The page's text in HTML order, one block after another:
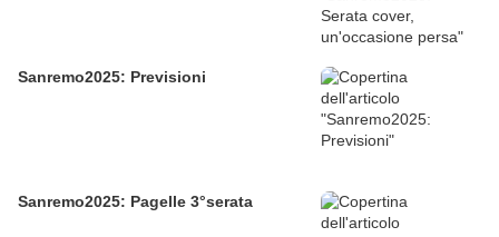
Sanremo2025: Previsioni
Sanremo2025: Pagelle 3°serata